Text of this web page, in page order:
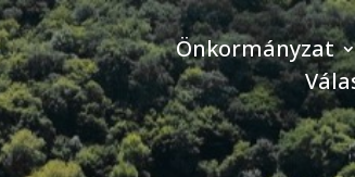
Önkormányzat